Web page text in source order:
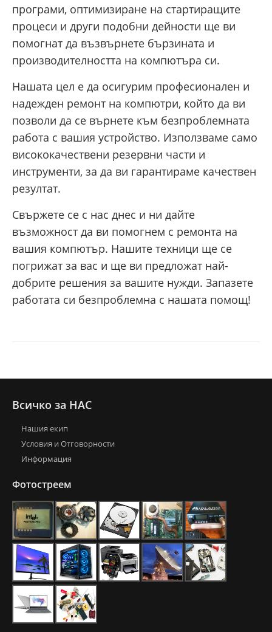
програми, оптимизиране на стартиращите
процеси и други подобни дейности ще ви
помогнат да възвърнете бързината и
производителността на компютъра си.
Нашата цел е да осигурим професионален и
надежден ремонт на компютри, който да ви
позволи да се върнете към безпроблемната
работа с вашия устройство. Използваме само
висококачествени резервни части и
инструменти, за да ви гарантираме качествен
резултат.
Свържете се с нас днес и ни дайте
възможност да ви помогнем с ремонта на
вашия компютър. Нашите техници ще се
погрижат за вас и ще ви предложат най-
добрите решения за вашите нужди. Запазете
работата си безпроблемна с нашата помощ!
Всичко за НАС
Нашия екип
Условия и Отговорности
Информация
Фотостреем